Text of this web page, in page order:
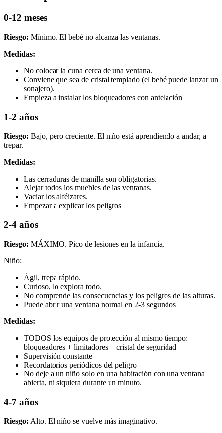
0-12 meses
Riesgo: Mínimo. El bebé no alcanza las ventanas.
Medidas:
No colocar la cuna cerca de una ventana.
Conviene que sea de cristal templado (el bebé puede lanzar un
sonajero).
Empieza a instalar los bloqueadores con antelación
1-2 años
Riesgo: Bajo, pero creciente. El niño está aprendiendo a andar, a
trepar.
Medidas:
Las cerraduras de manilla son obligatorias.
Alejar todos los muebles de las ventanas.
Vaciar los alféizares.
Empezar a explicar los peligros
2-4 años
Riesgo: MÁXIMO. Pico de lesiones en la infancia.
Niño:
Ágil, trepa rápido.
Curioso, lo explora todo.
No comprende las consecuencias y los peligros de las alturas.
Puede abrir una ventana normal en 2-3 segundos
Medidas:
TODOS los equipos de protección al mismo tiempo:
bloqueadores + limitadores + cristal de seguridad
Supervisión constante
Recordatorios periódicos del peligro
No deje a un niño solo en una habitación con una ventana
abierta, ni siquiera durante un minuto.
4-7 años
Riesgo: Alto. El niño se vuelve más imaginativo.